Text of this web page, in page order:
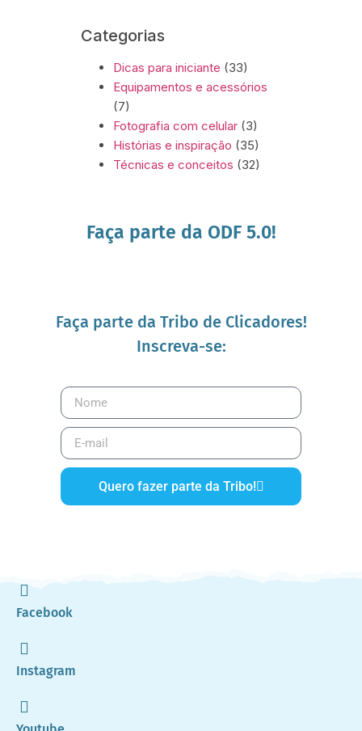
Categorias
Dicas para iniciante (33)
Equipamentos e acessórios
(7)
Fotografia com celular (3)
Histórias e inspiração (35)
Técnicas e conceitos (32)
Faça parte da ODF 5.0!
Faça parte da Tribo de Clicadores!
Inscreva-se:
Quero fazer parte da Tribo!
Facebook
Instagram